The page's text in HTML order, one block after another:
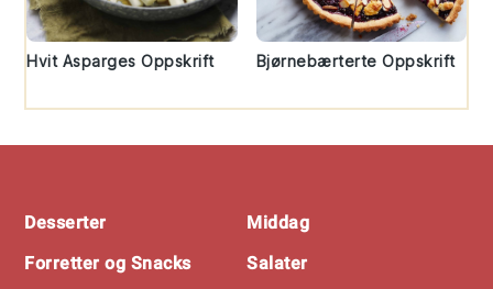
Hvit Asparges Oppskrift Bjørnebærterte Oppskrift
Desserter
Forretter og Snacks
Middag
Salater